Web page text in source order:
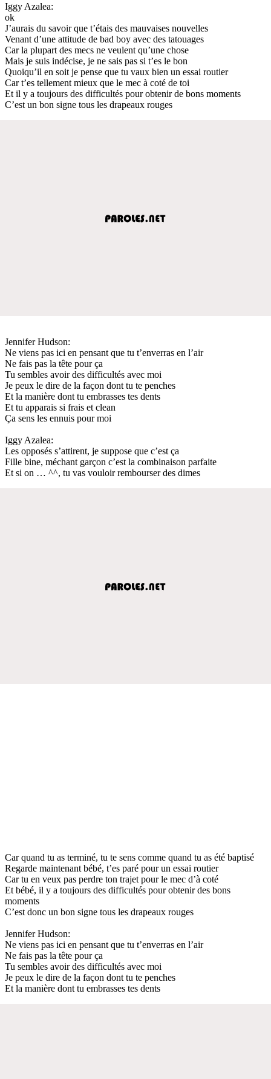
Iggy Azalea:
ok
J’aurais du savoir que t’étais des mauvaises nouvelles
Venant d’une attitude de bad boy avec des tatouages
Car la plupart des mecs ne veulent qu’une chose
Mais je suis indécise, je ne sais pas si t’es le bon
Quoiqu’il en soit je pense que tu vaux bien un essai routier
Car t’es tellement mieux que le mec à coté de toi
Et il y a toujours des difficultés pour obtenir de bons moments
C’est un bon signe tous les drapeaux rouges
Jennifer Hudson:
Ne viens pas ici en pensant que tu t’enverras en l’air
Ne fais pas la tête pour ça
Tu sembles avoir des difficultés avec moi
Je peux le dire de la façon dont tu te penches
Et la manière dont tu embrasses tes dents
Et tu apparais si frais et clean
Ça sens les ennuis pour moi
Iggy Azalea:
Les opposés s’attirent, je suppose que c’est ça
Fille bine, méchant garçon c’est la combinaison parfaite
Et si on … ^^, tu vas vouloir rembourser des dimes
Car quand tu as terminé, tu te sens comme quand tu as été baptisé
Regarde maintenant bébé, t’es paré pour un essai routier
Car tu en veux pas perdre ton trajet pour le mec d’à coté
Et bébé, il y a toujours des difficultés pour obtenir des bons
moments
C’est donc un bon signe tous les drapeaux rouges
Jennifer Hudson:
Ne viens pas ici en pensant que tu t’enverras en l’air
Ne fais pas la tête pour ça
Tu sembles avoir des difficultés avec moi
Je peux le dire de la façon dont tu te penches
Et la manière dont tu embrasses tes dents